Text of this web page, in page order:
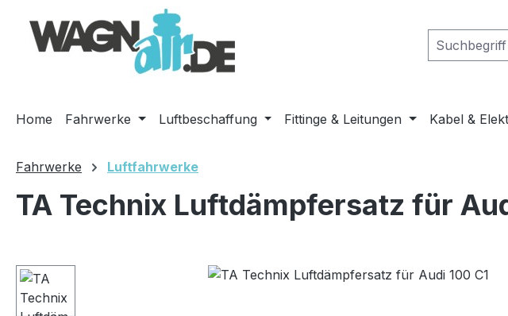
Hauptinhalt springen
Zur Suche springen
Zur Hauptnavigation springen
Home Fahrwerke Luftbeschaffung Fittinge & Leitungen Kabel &
Fahrwerke Luftfahrwerke
TA Technix Luftdämpfersatz für
Bildergalerie überspringen